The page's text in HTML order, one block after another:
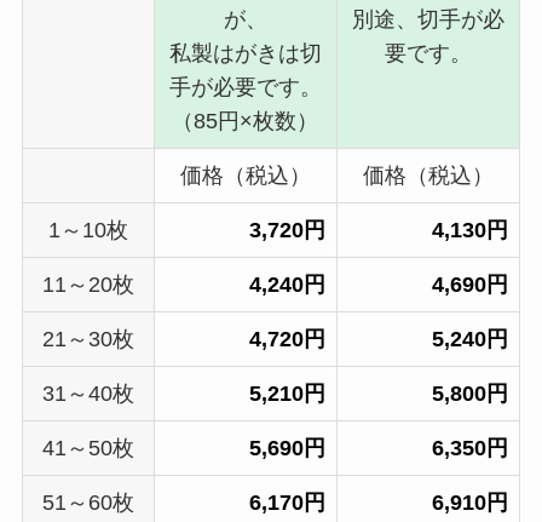
が、
私製はがきは切
手が必要です。
（85円×枚数）
別途、切手が必
要です。
価格（税込） 価格（税込）
1～10枚 3,720円 4,130円
11～20枚 4,240円 4,690円
21～30枚 4,720円 5,240円
31～40枚 5,210円 5,800円
41～50枚 5,690円 6,350円
51～60枚 6,170円 6,910円